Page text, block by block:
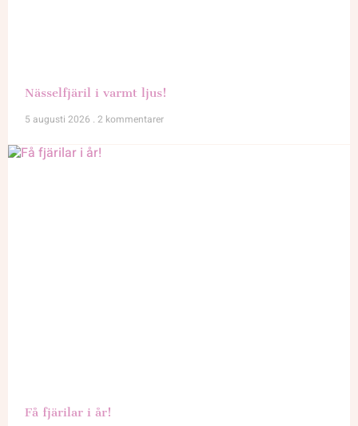
Nässelfjäril i varmt ljus!
5 augusti 2026 2 kommentarer
Få fjärilar i år!